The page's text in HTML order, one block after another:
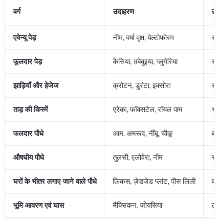
वर्ग उदाहरण
एवेन्यू पेड़ नीम, वर्षा वृक्ष, पेल्टोफोरम
फूलदार पेड़ कैसिया, तबेबुइया, प्लुमेरिया
झाड़ियाँ और हेजेज क्रोटन, डुरंटा, इक्सोरा
ताड़ की किस्में एरेका, फॉक्सटेल, रॉयल पाम
फलदार पौधे आम, अमरूद, नींबू, चीकू
औषधीय पौधे तुलसी, एलोवेरा, नीम
घरों के भीतर लगाए जाने वाले पौधे फ़िकस, ज़ेडजेड प्लांट, पीस लिली
भूमि आवरण एवं घास मैक्सिकन, ज़ोयसिया